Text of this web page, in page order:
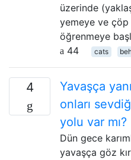
üzerinde
yemeye ve çöp
öğrenmeye
44
cats
4
Yavaşça
onları
yolu var mı?
Dün gece
yavaşça göz